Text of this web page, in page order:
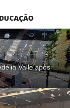
Valle após